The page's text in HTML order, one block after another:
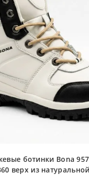
ботинки Bona
верх из